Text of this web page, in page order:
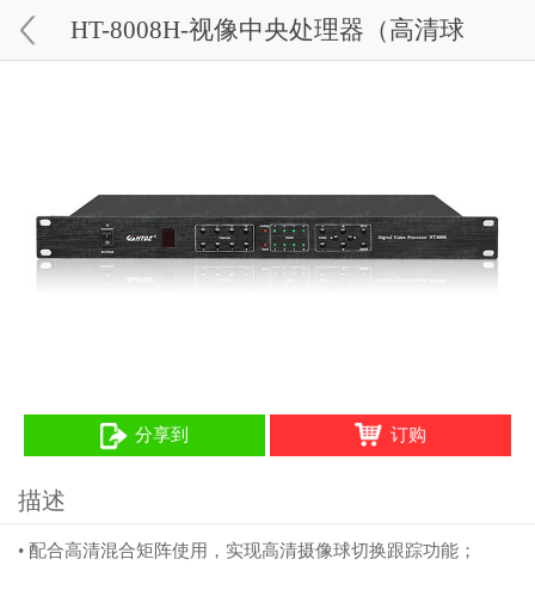
HT-8008H-视像中央处理器（高清球
分享到 订购
描述
• 配合高清混合矩阵使用，实现高清摄像球切换跟踪功能；